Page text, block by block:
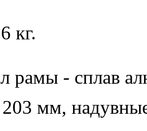
кг.
рамы - сплав
203 мм,